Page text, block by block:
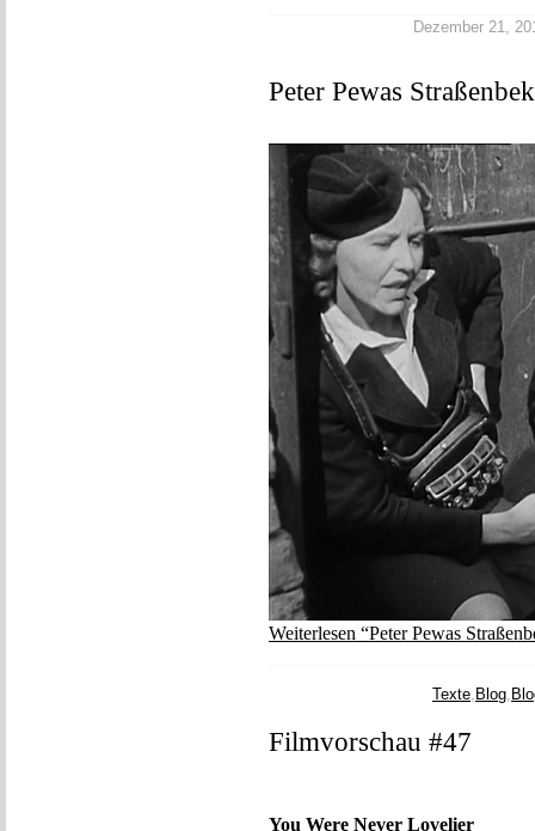
Dezember 21,
Peter Pewas
Weiterlesen “Peter Pewas
Texte, Blog,
Filmvorschau #47
You Were Never Lovelier